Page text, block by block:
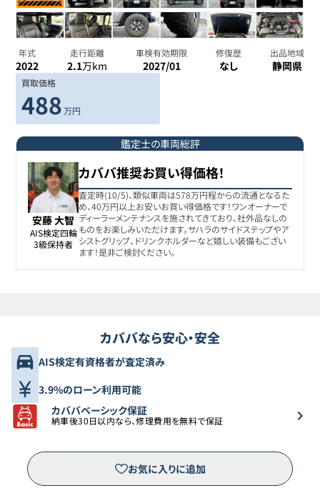
年式
2022
走行距離
2.1万km
車検有効期限
2027/01
修復歴
なし
出品地域
静岡県
買取価格
488 万円
鑑定士の車両総評
安藤 大智
AIS検定四輪
3級保持者
カババ推奨お買い得価格！
査定時(10/5)、類似車両は578万円程からの流通となるた
め、40万円以上お安いお買い得価格です！ワンオーナーで
ディーラーメンテナンスを施されてきており、社外品なしの
ものをお楽しみいただけます。サハラのサイドステップやア
シストグリップ、ドリンクホルダーなど嬉しい装備もござい
ます！是非ご検討ください。
カババなら安心・安全
AIS検定有資格者が査定済み
3.9%のローン利用可能
カババベーシック保証
納車後30日以内なら、修理費用を無料で保証
お気に入りに追加